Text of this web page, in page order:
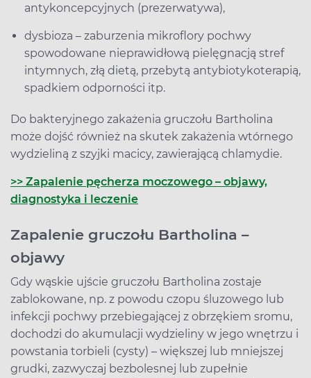
antykoncepcyjnych (prezerwatywa),
dysbioza – zaburzenia mikroflory pochwy
spowodowane nieprawidłową pielęgnacją stref
intymnych, złą dietą, przebytą antybiotykoterapią,
spadkiem odporności itp.
Do bakteryjnego zakażenia gruczołu Bartholina
może dojść również na skutek zakażenia wtórnego
wydzieliną z szyjki macicy, zawierającą chlamydie.
>> Zapalenie pęcherza moczowego – objawy,
diagnostyka i leczenie
Zapalenie gruczołu Bartholina –
objawy
Gdy wąskie ujście gruczołu Bartholina zostaje
zablokowane, np. z powodu czopu śluzowego lub
infekcji pochwy przebiegającej z obrzękiem sromu,
dochodzi do akumulacji wydzieliny w jego wnętrzu i
powstania torbieli (cysty) – większej lub mniejszej
grudki, zazwyczaj bezbolesnej lub zupełnie